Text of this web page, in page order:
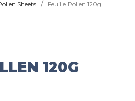
Sheets Feuille Pollen 120g
120G